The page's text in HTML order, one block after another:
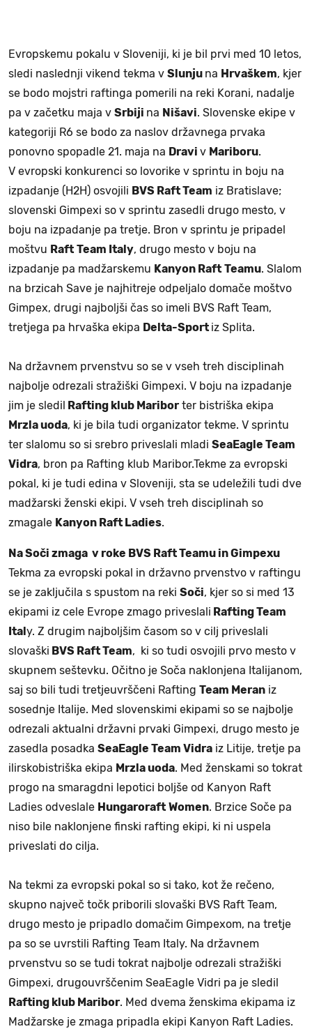
Evropskemu pokalu v Sloveniji, ki je bil prvi med 10 letos,
sledi naslednji vikend tekma v Slunju na Hrvaškem, kjer
se bodo mojstri raftinga pomerili na reki Korani, nadalje
pa v začetku maja v Srbiji na Nišavi. Slovenske ekipe v
kategoriji R6 se bodo za naslov državnega prvaka
ponovno spopadle 21. maja na Dravi v Mariboru.
V evropski konkurenci so lovorike v sprintu in boju na
izpadanje (H2H) osvojili BVS Raft Team iz Bratislave;
slovenski Gimpexi so v sprintu zasedli drugo mesto, v
boju na izpadanje pa tretje. Bron v sprintu je pripadel
moštvu Raft Team Italy, drugo mesto v boju na
izpadanje pa madžarskemu Kanyon Raft Teamu. Slalom
na brzicah Save je najhitreje odpeljalo domače moštvo
Gimpex, drugi najboljši čas so imeli BVS Raft Team,
tretjega pa hrvaška ekipa Delta-Sport iz Splita.
Na državnem prvenstvu so se v vseh treh disciplinah
najbolje odrezali stražiški Gimpexi. V boju na izpadanje
jim je sledil
Rafting klub Maribor ter bistriška ekipa
Mrzla uoda, ki je bila tudi organizator tekme. V sprintu
ter slalomu so si srebro priveslali mladi SeaEagle Team
Vidra, bron pa Rafting klub Maribor.Tekme za evropski
pokal, ki je tudi edina v Sloveniji, sta se udeležili tudi dve
madžarski ženski ekipi. V vseh treh disciplinah so
zmagale Kanyon Raft Ladies.
Na Soči zmaga v roke BVS Raft Teamu in Gimpexu
Tekma za evropski pokal in državno prvenstvo v raftingu
se je zaključila s spustom na reki Soči, kjer so si med 13
ekipami iz cele Evrope zmago priveslali Rafting Team
Ital y. Z drugim najboljšim časom so v cilj priveslali
slovaški BVS Raft Team, ki so tudi osvojili prvo mesto v
skupnem seštevku. Očitno je Soča naklonjena Italijanom,
saj so bili tudi tretjeuvrščeni Rafting Team Meran iz
sosednje Italije. Med slovenskimi ekipami so se najbolje
odrezali aktualni državni prvaki Gimpexi, drugo mesto je
zasedla posadka SeaEagle Team Vidra iz Litije, tretje pa
ilirskobistriška ekipa Mrzla uoda. Med ženskami so tokrat
progo na smaragdni lepotici boljše od Kanyon Raft
Ladies odveslale Hungaroraft Women. Brzice Soče pa
niso bile naklonjene finski rafting ekipi, ki ni uspela
priveslati do cilja.
Na tekmi za evropski pokal so si tako, kot že rečeno,
skupno največ točk priborili slovaški BVS Raft Team,
drugo mesto je pripadlo domačim Gimpexom, na tretje
pa so se uvrstili Rafting Team Italy. Na državnem
prvenstvu so se tudi tokrat najbolje odrezali stražiški
Gimpexi, drugouvrščenim SeaEagle Vidri pa je sledil
Rafting klub Maribor. Med dvema ženskima ekipama iz
Madžarske je zmaga pripadla ekipi Kanyon Raft Ladies.